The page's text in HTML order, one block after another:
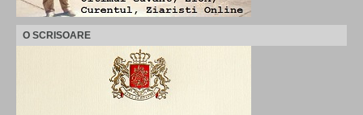
O SCRISOARE